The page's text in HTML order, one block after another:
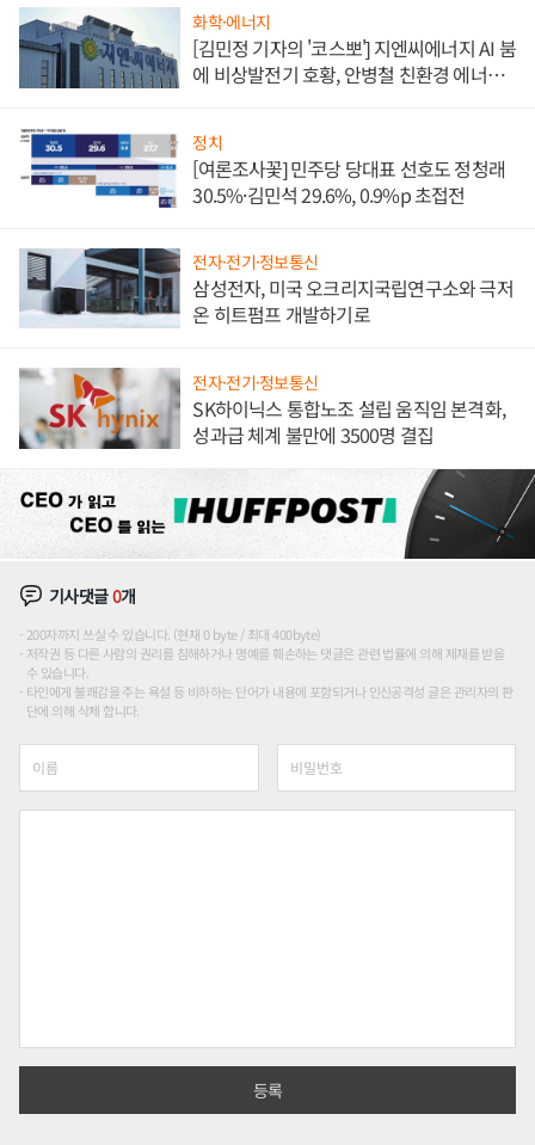
화학·에너지
[김민정 기자의 '코스뽀'] 지엔씨에너지 AI 붐
에 비상발전기 호황, 안병철 친환경 에너지
정치
[여론조사꽃] 민주당 당대표 선호도 정청래
30.5%·김민석 29.6%, 0.9%p 초접전
전자·전기·정보통신
삼성전자, 미국 오크리지국립연구소와 극저
온 히트펌프 개발하기로
전자·전기·정보통신
SK하이닉스 통합노조 설립 움직임 본격화,
성과급 체계 불만에 3500명 결집
기사댓글0개
200자까지 쓰실 수 있습니다. (현재 0 byte / 최대 400byte)
저작권 등 다른 사람의 권리를 침해하거나 명예를 훼손하는 댓글은 관련 법률에 의해 제재를 받을
수 있습니다.
타인에게 불쾌감을 주는 욕설 등 비하하는 단어가 내용에 포함되거나 인신공격성 글은 관리자의 판
단에 의해 삭제 합니다.